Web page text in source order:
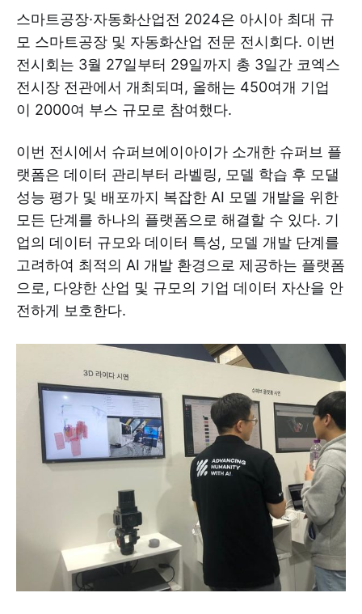
스마트공장·자동화산업전 2024은 아시아 최대 규
모 스마트공장 및 자동화산업 전문 전시회다. 이번
전시회는 3월 27일부터 29일까지 총 3일간 코엑스
전시장 전관에서 개최되며, 올해는 450여개 기업
이 2000여 부스 규모로 참여했다.
이번 전시에서 슈퍼브에이아이가 소개한 슈퍼브 플
랫폼은 데이터 관리부터 라벨링, 모델 학습 후 모댈
성능 평가 및 배포까지 복잡한 AI 모델 개발을 위한
모든 단계를 하나의 플랫폼으로 해결할 수 있다. 기
업의 데이터 규모와 데이터 특성, 모델 개발 단계를
고려하여 최적의 AI 개발 환경으로 제공하는 플랫폼
으로, 다양한 산업 및 규모의 기업 데이터 자산을 안
전하게 보호한다.